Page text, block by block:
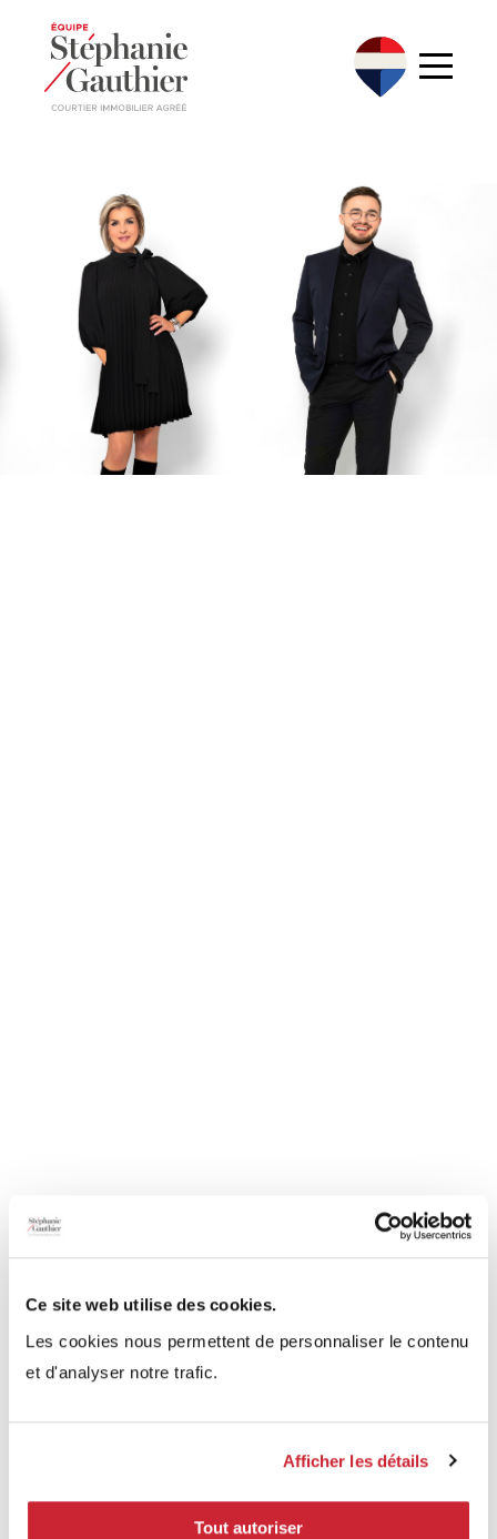
Ce site web utilise des cookies.
Les cookies nous permettent de personnaliser le contenu
et d'analyser notre trafic.
Afficher les détails
Tout autoriser